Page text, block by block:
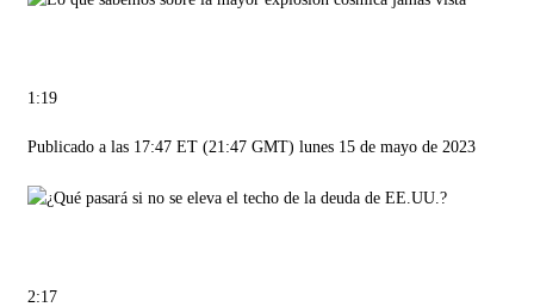
1:19
Publicado a las 17:47 ET (21:47 GMT) lunes 15 de mayo de 2023
2:17